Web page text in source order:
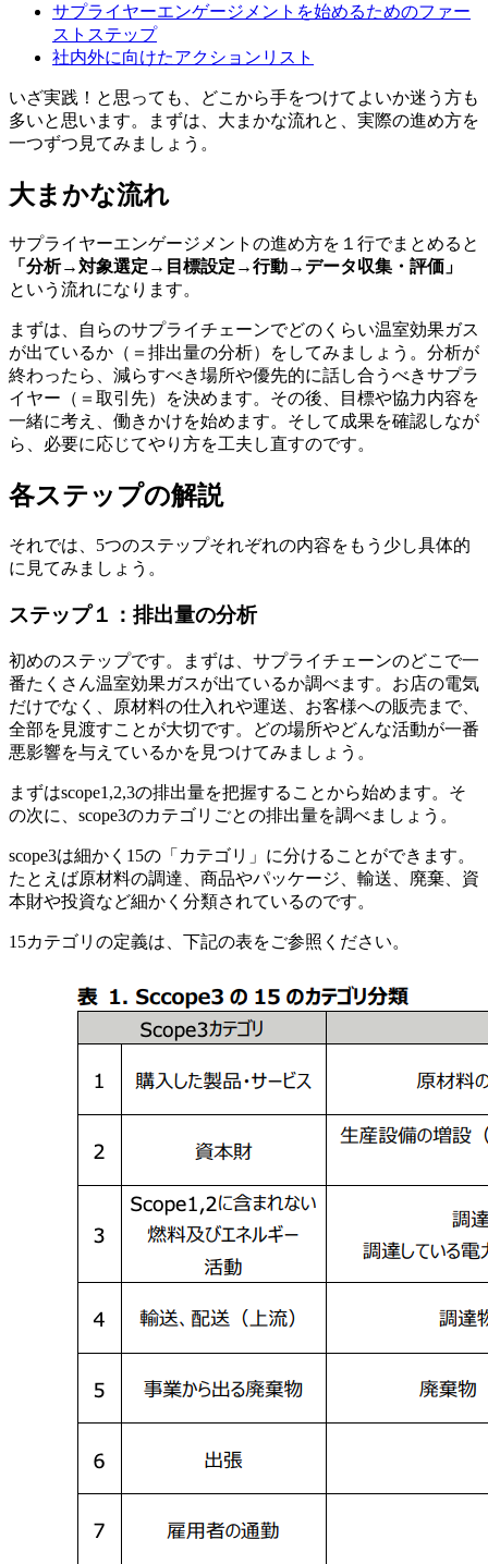
サプライヤーエンゲージメントを始めるためのファー
ストステップ
社内外に向けたアクションリスト
いざ実践！と思っても、どこから手をつけてよいか迷う方も
多いと思います。まずは、大まかな流れと、実際の進め方を
一つずつ見てみましょう。
大まかな流れ
サプライヤーエンゲージメントの進め方を１行でまとめると
「分析→対象選定→目標設定→行動→データ収集・評価」
という流れになります。
まずは、自らのサプライチェーンでどのくらい温室効果ガス
が出ているか（＝排出量の分析）をしてみましょう。分析が
終わったら、減らすべき場所や優先的に話し合うべきサプラ
イヤー（＝取引先）を決めます。その後、目標や協力内容を
一緒に考え、働きかけを始めます。そして成果を確認しなが
ら、必要に応じてやり方を工夫し直すのです。
各ステップの解説
それでは、5つのステップそれぞれの内容をもう少し具体的
に見てみましょう。
ステップ１：排出量の分析
初めのステップです。まずは、サプライチェーンのどこで一
番たくさん温室効果ガスが出ているか調べます。お店の電気
だけでなく、原材料の仕入れや運送、お客様への販売まで、
全部を見渡すことが大切です。どの場所やどんな活動が一番
悪影響を与えているかを見つけてみましょう。
まずはscope1,2,3の排出量を把握することから始めます。そ
の次に、scope3のカテゴリごとの排出量を調べましょう。
scope3は細かく15の「カテゴリ」に分けることができます。
たとえば原材料の調達、商品やパッケージ、輸送、廃棄、資
本財や投資など細かく分類されているのです。
15カテゴリの定義は、下記の表をご参照ください。